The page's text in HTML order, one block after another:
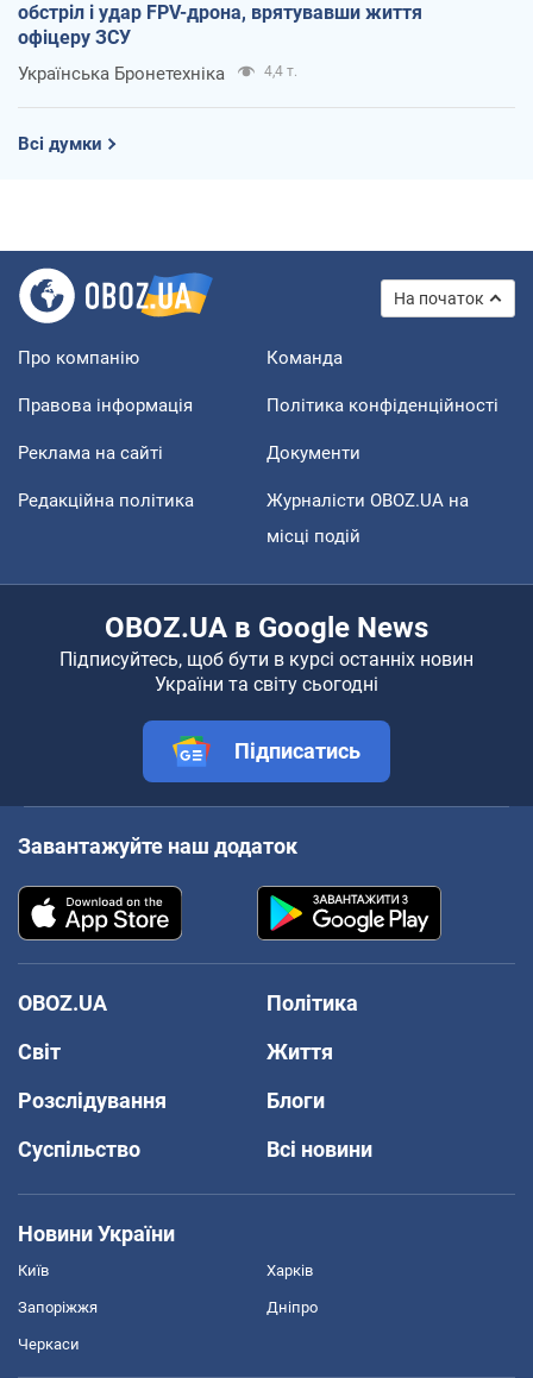
обстріл і удар FPV-дрона, врятувавши життя
офіцеру ЗСУ
Українська Бронетехніка 4,4 т.
Всі думки
На початок
Про компанію Команда
Правова інформація Політика конфіденційності
Реклама на сайті Документи
Редакційна політика
Журналісти OBOZ.UA на
місці подій
OBOZ.UA в Google News
Підписуйтесь, щоб бути в курсі останніх новин
України та світу сьогодні
Підписатись
Завантажуйте наш додаток
OBOZ.UA
Політика
Світ
Життя
Розслідування
Блоги
Суспільство
Всі новини
Новини України
Київ Харків
Запоріжжя Дніпро
Черкаси